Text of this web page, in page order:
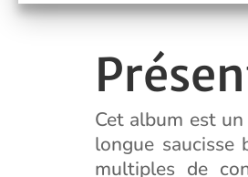
Cet album est
longue
multiples de